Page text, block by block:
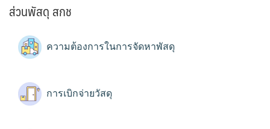
ส่วนพัสดุ สกช
ความต้องการในการจัดหาพัสดุ
การเบิกจ่ายวัสดุ